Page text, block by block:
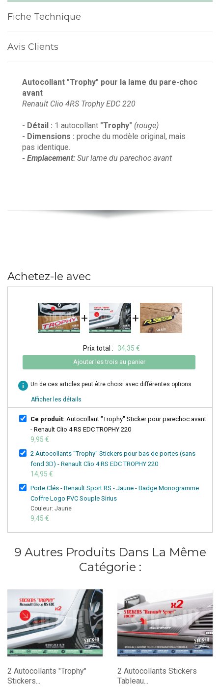
Fiche Technique
Avis Clients
Autocollant "Trophy" pour la lame du pare-choc
avant
Renault Clio 4RS Trophy EDC 220
- Détail : 1 autocollant "Trophy" (rouge)
- Dimensions : proche du modèle original, mais
pas identique.
- Emplacement: Sur lame du parechoc avant
Achetez-le avec
+ +
Prix total : 34,35 €
Ajouter les trois au panier
info Un de ces articles peut être choisi avec différentes options
Afficher les détails
Ce produit: Autocollant "Trophy" Sticker pour parechoc avant
- Renault Clio 4 RS EDC TROPHY 220
9,95 €
2 Autocollants "Trophy" Stickers pour bas de portes (sans
fond 3D) - Renault Clio 4 RS EDC TROPHY 220
14,95 €
Porte Clés - Renault Sport RS - Jaune - Badge Monogramme
Coffre Logo PVC Souple Sirius
Couleur: Jaune
9,45 €
9 Autres Produits Dans La Même
Catégorie :
2 Autocollants "Trophy"
Stickers...
2 Autocollants Stickers
Tableau...